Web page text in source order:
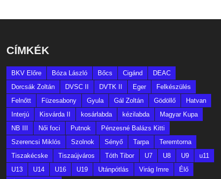
CÍMKÉK
BKV Előre Bóza László Bőcs Cigánd
DEAC
Dorcsák Zoltán
DVSC II DVTK II Eger
Felkészülés
Felnőtt
Füzesabony Gyula Gál Zoltán Gödöllő
Hatvan
Interjú
Kisvárda II kosárlabda kézilabda
Magyar Kupa
NB III
Női foci Putnok
Pénzesné Balázs Kitti
Szerencsi Miklós
Szolnok Sényő Tarpa
Teremtorna
Tiszakécske
Tiszaújváros Tóth Tibor U7 U8 U9
u11
U13
U14 U16 U19 Utánpótlás Virág Imre
Élő